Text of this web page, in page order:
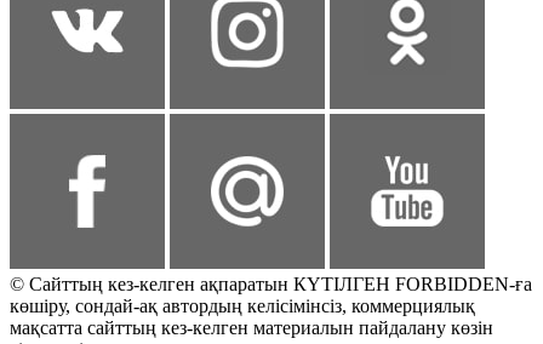
© Сайттың кез-келген ақпаратын КҮТІЛГЕН FORBIDDEN-ға
көшіру, сондай-ақ автордың келісімінсіз, коммерциялық
мақсатта сайттың кез-келген материалын пайдалану көзін